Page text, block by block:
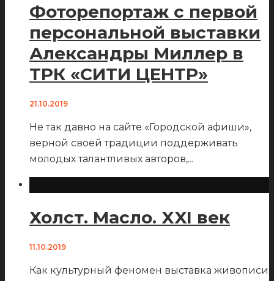
Фоторепортаж с первой
персональной выставки
Александры Миллер в
ТРК «СИТИ ЦЕНТР»
21.10.2019
Не так давно на сайте «Городской афиши»,
верной своей традиции поддерживать
молодых талантливых авторов,...
Холст. Масло. XXI век
11.10.2019
Как культурный феномен выставка живописи